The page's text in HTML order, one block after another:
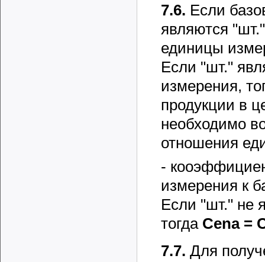
7.6. Если
являются
единицы
Если "шт."
измерения,
продукции в
необходимо
отношения
-
измерения к
Если "шт." не
тогда Cena =
7.7. Для